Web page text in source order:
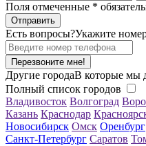
Поля отмеченные *
Есть вопросы?Укажите
Перезвоните мне!
Другие городаВ которые мы
Полный список городов
Владивосток Волгоград
Казань Краснодар
Новосибирск Омск Оренбург
Санкт-Петербург Саратов